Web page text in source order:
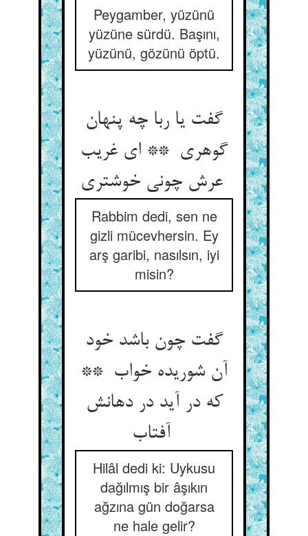
Peygamber, yüzünü
yüzüne sürdü. Başını,
yüzünü, gözünü öptü.
گفت یا ربا چه پنهان
گوهری ** ای غریب
عرش چونی خوشتری
Rabbim dedi, sen ne
gizli mücevhersin. Ey
arş garibi, nasılsın, iyi
misin?
گفت چون باشد خود
آن شوریده خواب **
که در آید در دهانش
Hilâl dedi ki: Uykusu
dağılmış bir âşıkın
ağzına gün doğarsa
ne hale gelir?